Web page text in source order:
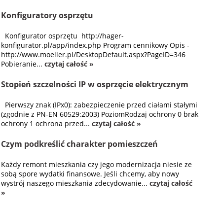
Konfiguratory osprzętu
Konfigurator osprzętu http://hager-
konfigurator.pl/app/index.php Program cennikowy Opis -
http://www.moeller.pl/DesktopDefault.aspx?PageID=346
Pobieranie...czytaj całość »
Stopień szczelności IP w osprzęcie elektrycznym
Pierwszy znak (IPx0): zabezpieczenie przed ciałami stałymi
(zgodnie z PN-EN 60529:2003) PoziomRodzaj ochrony 0 brak
ochrony 1 ochrona przed...czytaj całość »
Czym podkreślić charakter pomieszczeń
Każdy remont mieszkania czy jego modernizacja niesie ze
sobą spore wydatki finansowe. Jeśli chcemy, aby nowy
wystrój naszego mieszkania zdecydowanie...czytaj całość
»